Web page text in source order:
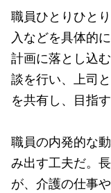
職員ひとりひと
入などを具体的
計画に落とし込
談を行い、上司
を共有し、目指
職員の内発的な
み出す工夫だ。
が、介護の仕事